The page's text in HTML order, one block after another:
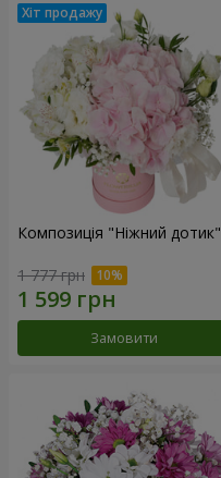
Композиція "Ніжний дотик"
1 777 грн
Замовити